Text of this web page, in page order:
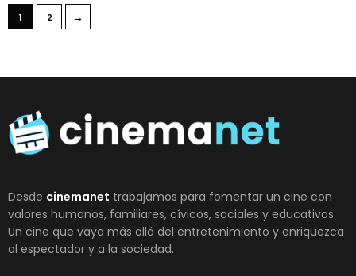
1 2 →
Desde cinemanet trabajamos para fomentar un cine con
valores humanos, familiares, cívicos, sociales y educativos.
Un cine que vaya más allá del entretenimiento y enriquezca
al espectador y a la sociedad.